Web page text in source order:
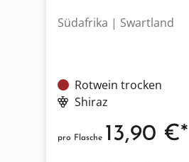
Südafrika | Swartland
Rotwein trocken
Shiraz
pro Flasche 13,90 €*